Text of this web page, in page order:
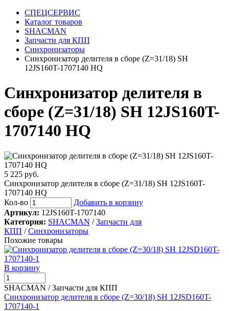
СПЕЦСЕРВИС
Каталог товаров
SHACMAN
Запчасти для КПП
Синхронизаторы
Синхронизатор делителя в сборе (Z=31/18) SH
12JS160T-1707140 HQ
Синхронизатор делителя в
сборе (Z=31/18) SH 12JS160T-
1707140 HQ
5 225 руб.
Синхронизатор делителя в сборе (Z=31/18) SH 12JS160T-
1707140 HQ
Кол-во
Добавить в корзину
Артикул: 12JS160T-1707140
Категория: SHACMAN /Запчасти для
КПП /Синхронизаторы
Похожие товары
В корзину
SHACMAN / Запчасти для КПП
Синхронизатор делителя в сборе (Z=30/18) SH 12JSD160T-
1707140-1